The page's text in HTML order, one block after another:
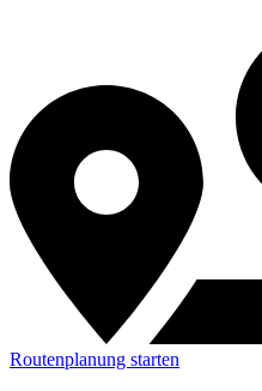
Routenplanung starten